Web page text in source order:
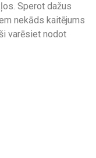
Sperot dažus
nekāds kaitējums
varēsiet nodot